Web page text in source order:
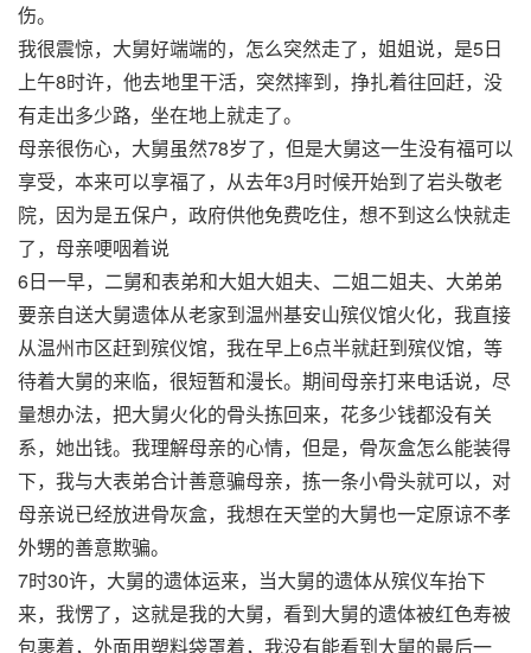
伤。
我很震惊，大舅好端端的，怎么突然走了，姐姐说，是5日
上午8时许，他去地里干活，突然摔到，挣扎着往回赶，没
有走出多少路，坐在地上就走了。
母亲很伤心，大舅虽然78岁了，但是大舅这一生没有福可以
享受，本来可以享福了，从去年3月时候开始到了岩头敬老
院，因为是五保户，政府供他免费吃住，想不到这么快就走
了，母亲哽咽着说
6日一早，二舅和表弟和大姐大姐夫、二姐二姐夫、大弟弟
要亲自送大舅遗体从老家到温州基安山殡仪馆火化，我直接
从温州市区赶到殡仪馆，我在早上6点半就赶到殡仪馆，等
待着大舅的来临，很短暂和漫长。期间母亲打来电话说，尽
量想办法，把大舅火化的骨头拣回来，花多少钱都没有关
系，她出钱。我理解母亲的心情，但是，骨灰盒怎么能装得
下，我与大表弟合计善意骗母亲，拣一条小骨头就可以，对
母亲说已经放进骨灰盒，我想在天堂的大舅也一定原谅不孝
外甥的善意欺骗。
7时30许，大舅的遗体运来，当大舅的遗体从殡仪车抬下
来，我愣了，这就是我的大舅，看到大舅的遗体被红色寿被
包裹着，外面用塑料袋罩着，我没有能看到大舅的最后一